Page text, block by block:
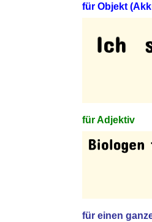
für Objekt
für Adjektiv
für einen